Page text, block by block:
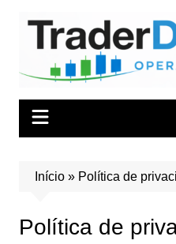
conteúdo
Início» Política de
Política de